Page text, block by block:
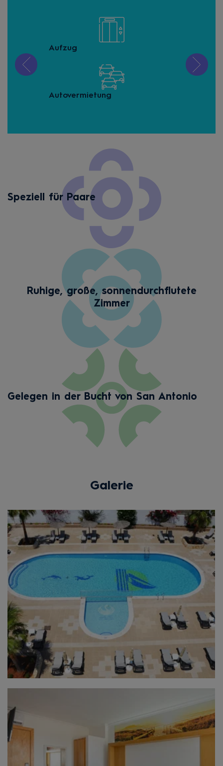
Aufzug
Autovermietung
Speziell für Paare
Ruhige, große, sonnendurchflutete
Zimmer
Gelegen in der Bucht von San Antonio
Galerie